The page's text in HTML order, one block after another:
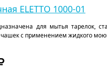
ELETTO 1000-01
для мытья тарелок,
чашек с применением жидкого